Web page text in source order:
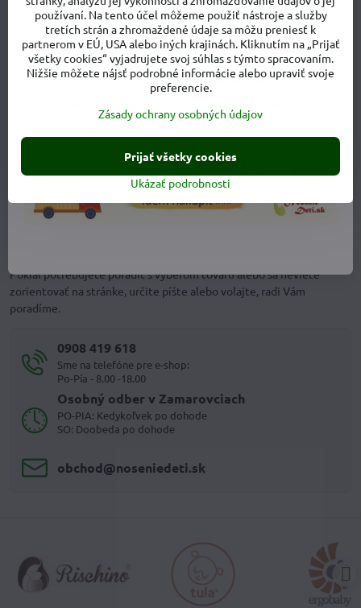
Gradient
Tovar nie je skladom
166,50 €
Tovar nie je skladom
166,50 €
Pokiaľ potrebujete poradiť s výberom tovaru alebo sa neviete
zorientovať na stránke, určite píšte alebo volajte, radi Vám
poradíme.
0908 419 618
Sme na telefóne pre e-shop:
Po-Pia - 8.00 -18.00
Osobný odber v Zamarovciach
PO-PIA: Kedykoľvek po dohode
SO: Doobeda po dohode
obchod​@noseniedeti​.sk
používaní. Na tento účel môžeme použiť nástroje a služby
tretích strán a zhromaždené údaje sa môžu preniesť k
partnerom v EÚ, USA alebo iných krajinách. Kliknutím na „Prijať
všetky cookies“ vyjadrujete svoj súhlas s týmto spracovaním.
Nižšie môžete nájsť podrobné informácie alebo upraviť svoje
preferencie.
Zásady ochrany osobných údajov
Ukázať podrobnosti
Prijať všetky cookies